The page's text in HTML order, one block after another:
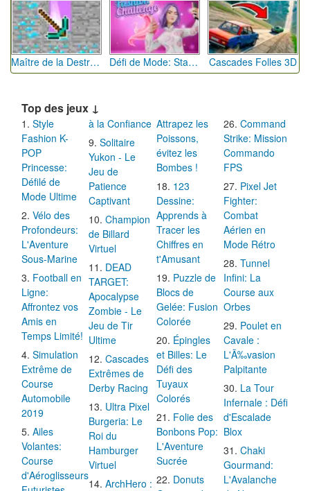
Maître de la Destruction: Fusion de Pioches Défi de Mode: Star du Podium Cascades Folles 3D
Top des jeux ↓
Style
Fashion K-
POP
Princesse:
Défilé de
Mode Ultime
Vélo des
Profondeurs:
L'Aventure
Sous-Marine
Football en
Ligne:
Affrontez vos
Amis en
Temps Limité!
Simulation
Extrême de
Course
Automobile
2019
Ailes
Volantes:
Course
d'Aéroglisseurs
à la Confiance
Solitaire
Yukon - Le
Jeu de
Patience
Captivant
Champion
de Billard
Virtuel
DEAD
TARGET:
Apocalypse
Zombie - Le
Jeu de Tir
Ultime
Cascades
Extrêmes de
Derby Racing
Ultra Pixel
Burgeria: Le
Roi du
Hamburger
Virtuel
ArchHero :
Attrapez les
Poissons,
évitez les
Bombes !
123
Dessine:
Apprends à
Tracer les
Chiffres en
t'Amusant
Puzzle de
Blocs de
Gelée: Fusion
Colorée
Épingles
et Billes: Le
Défi des
Tuyaux
Colorés
Folie des
Bonbons Pop:
L'Aventure
Sucrée
Donuts
Command
Strike: Mission
Commando
FPS
Pixel Jet
Fighter:
Combat
Aérien en
Mode Rétro
Tunnel
Infini: La
Course aux
Orbes
Poulet en
Cavale :
L'Ã‰vasion
Palpitante
La Tour
Infernale : Défi
d'Escalade
Blox
Chaki
Gourmand:
L'Avalanche